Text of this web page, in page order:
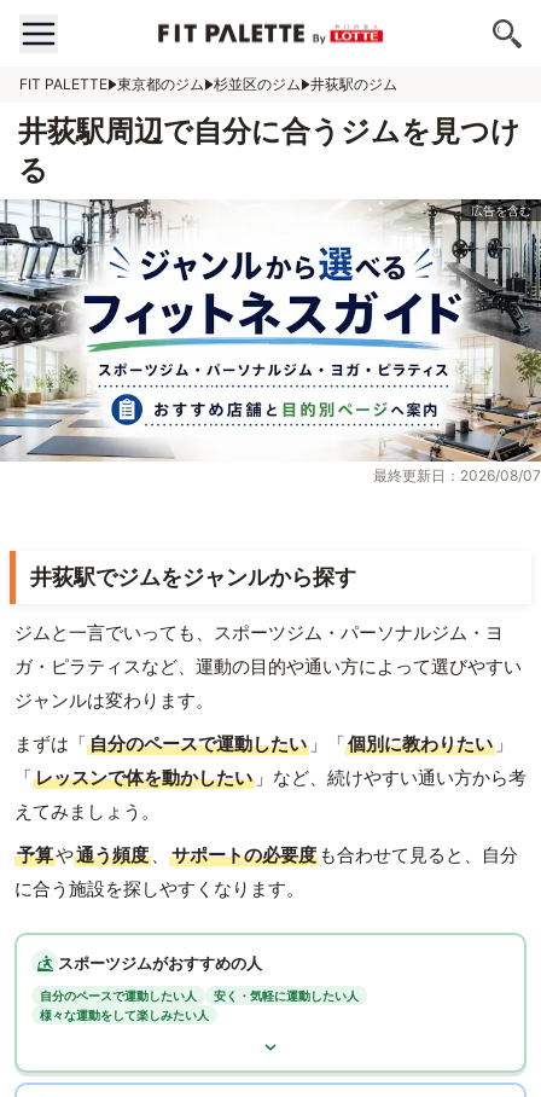
FIT PALETTE 東京都のジム 杉並区のジム 井荻駅のジム
井荻駅周辺で自分に合うジムを見つけ
る
最終更新日：2026/08/07
井荻駅でジムをジャンルから探す
ジムと一言でいっても、スポーツジム・パーソナルジム・ヨ
ガ・ピラティスなど、運動の目的や通い方によって選びやすい
ジャンルは変わります。
まずは「自分のペースで運動したい 」「個別に教わりたい 」
「レッスンで体を動かしたい 」など、続けやすい通い方から考
えてみましょう。
予算や通う頻度 、 サポートの必要度 も合わせて見ると、自分
に合う施設を探しやすくなります。
スポーツジムがおすすめの人
自分のペースで運動したい人
安く・気軽に運動したい人
様々な運動をして楽しみたい人